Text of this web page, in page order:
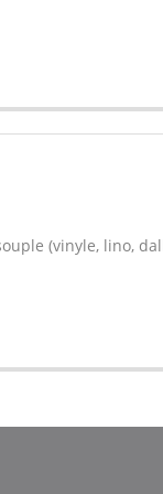
(vinyle, lino,